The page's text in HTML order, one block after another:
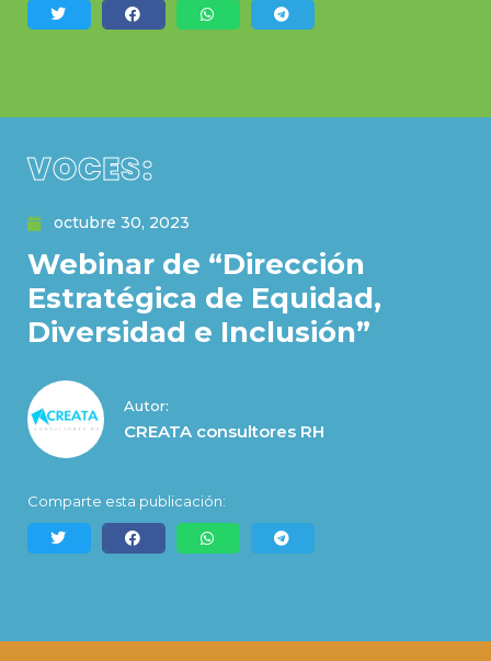
VOCES:
octubre 30, 2023
Webinar de “Dirección
Estratégica de Equidad,
Diversidad e Inclusión”
Autor:
CREATA consultores RH
Comparte esta publicación: